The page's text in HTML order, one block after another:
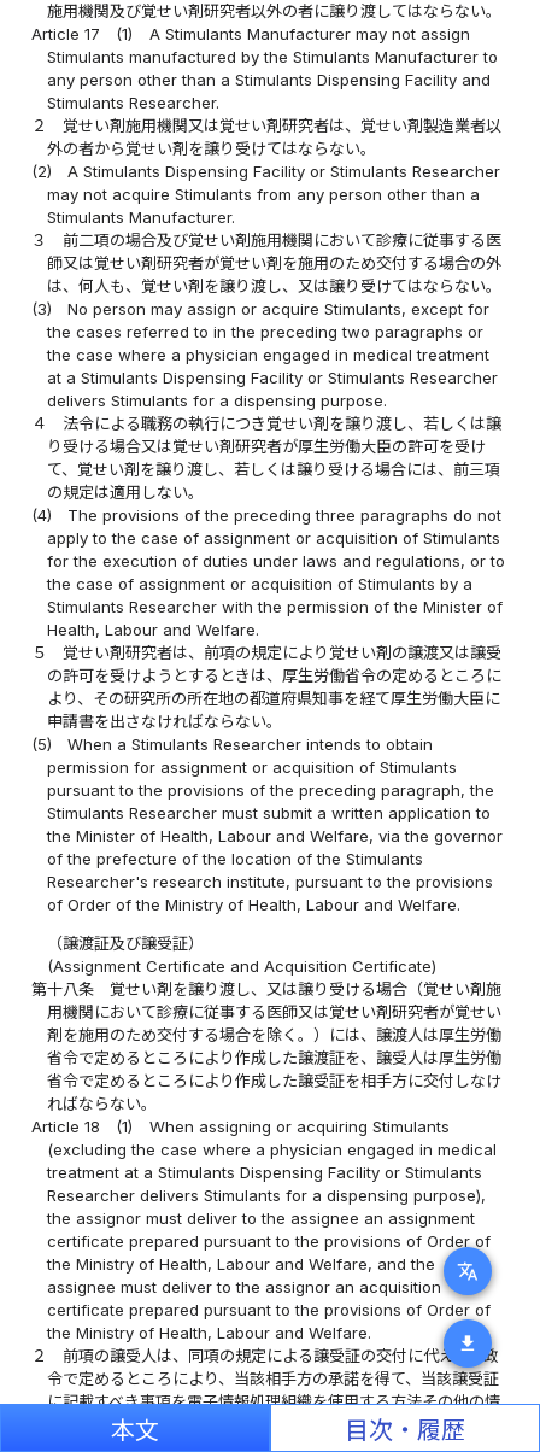
translate
download
施用機関及び覚せい剤研究者以外の者に譲り渡してはならない。
Article 17
(1)
A Stimulants Manufacturer may not assign
Stimulants manufactured by the Stimulants Manufacturer to
any person other than a Stimulants Dispensing Facility and
Stimulants Researcher.
２
覚せい剤施用機関又は覚せい剤研究者は、覚せい剤製造業者以
外の者から覚せい剤を譲り受けてはならない。
(2)
A Stimulants Dispensing Facility or Stimulants Researcher
may not acquire Stimulants from any person other than a
Stimulants Manufacturer.
３
前二項の場合及び覚せい剤施用機関において診療に従事する医
師又は覚せい剤研究者が覚せい剤を施用のため交付する場合の外
は、何人も、覚せい剤を譲り渡し、又は譲り受けてはならない。
(3)
No person may assign or acquire Stimulants, except for
the cases referred to in the preceding two paragraphs or
the case where a physician engaged in medical treatment
at a Stimulants Dispensing Facility or Stimulants Researcher
delivers Stimulants for a dispensing purpose.
４
法令による職務の執行につき覚せい剤を譲り渡し、若しくは譲
り受ける場合又は覚せい剤研究者が厚生労働大臣の許可を受け
て、覚せい剤を譲り渡し、若しくは譲り受ける場合には、前三項
の規定は適用しない。
(4)
The provisions of the preceding three paragraphs do not
apply to the case of assignment or acquisition of Stimulants
for the execution of duties under laws and regulations, or to
the case of assignment or acquisition of Stimulants by a
Stimulants Researcher with the permission of the Minister of
Health, Labour and Welfare.
５
覚せい剤研究者は、前項の規定により覚せい剤の譲渡又は譲受
の許可を受けようとするときは、厚生労働省令の定めるところに
より、その研究所の所在地の都道府県知事を経て厚生労働大臣に
申請書を出さなければならない。
(5)
When a Stimulants Researcher intends to obtain
permission for assignment or acquisition of Stimulants
pursuant to the provisions of the preceding paragraph, the
Stimulants Researcher must submit a written application to
the Minister of Health, Labour and Welfare, via the governor
of the prefecture of the location of the Stimulants
Researcher's research institute, pursuant to the provisions
of Order of the Ministry of Health, Labour and Welfare.
（譲渡証及び譲受証）
(Assignment Certificate and Acquisition Certificate)
第十八条
覚せい剤を譲り渡し、又は譲り受ける場合（覚せい剤施
用機関において診療に従事する医師又は覚せい剤研究者が覚せい
剤を施用のため交付する場合を除く。）には、譲渡人は厚生労働
省令で定めるところにより作成した譲渡証を、譲受人は厚生労働
省令で定めるところにより作成した譲受証を相手方に交付しなけ
ればならない。
Article 18
(1)
When assigning or acquiring Stimulants
(excluding the case where a physician engaged in medical
treatment at a Stimulants Dispensing Facility or Stimulants
Researcher delivers Stimulants for a dispensing purpose),
the assignor must deliver to the assignee an assignment
certificate prepared pursuant to the provisions of Order of
the Ministry of Health, Labour and Welfare, and the
assignee must deliver to the assignor an acquisition
certificate prepared pursuant to the provisions of Order of
the Ministry of Health, Labour and Welfare.
２
前項の譲受人は、同項の規定による譲受証の交付に代えて、政
令で定めるところにより、当該相手方の承諾を得て、当該譲受証
に記載すべき事項を電子情報処理組織を使用する方法その他の情
報通信の技術を利用する方法であつて厚生労働省令で定めるもの
により提供することができる。この場合において、当該譲受人
本文 目次・履歴